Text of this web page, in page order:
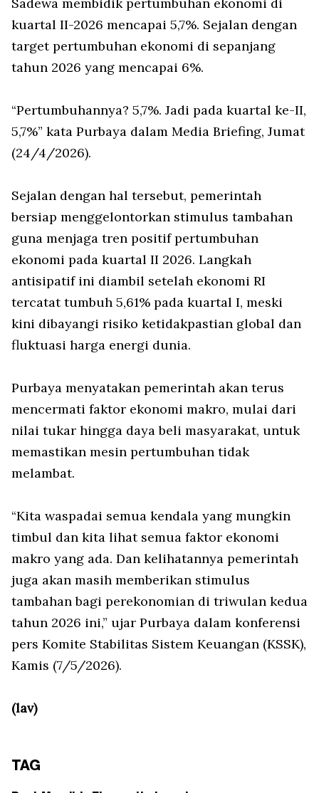
Sadewa membidik pertumbuhan ekonomi di
kuartal II-2026 mencapai 5,7%. Sejalan dengan
target pertumbuhan ekonomi di sepanjang
tahun 2026 yang mencapai 6%.
“Pertumbuhannya? 5,7%. Jadi pada kuartal ke-II,
5,7%” kata Purbaya dalam Media Briefing, Jumat
(24/4/2026).
Sejalan dengan hal tersebut, pemerintah
bersiap menggelontorkan stimulus tambahan
guna menjaga tren positif pertumbuhan
ekonomi pada kuartal II 2026. Langkah
antisipatif ini diambil setelah ekonomi RI
tercatat tumbuh 5,61% pada kuartal I, meski
kini dibayangi risiko ketidakpastian global dan
fluktuasi harga energi dunia.
Purbaya menyatakan pemerintah akan terus
mencermati faktor ekonomi makro, mulai dari
nilai tukar hingga daya beli masyarakat, untuk
memastikan mesin pertumbuhan tidak
melambat.
“Kita waspadai semua kendala yang mungkin
timbul dan kita lihat semua faktor ekonomi
makro yang ada. Dan kelihatannya pemerintah
juga akan masih memberikan stimulus
tambahan bagi perekonomian di triwulan kedua
tahun 2026 ini,” ujar Purbaya dalam konferensi
pers Komite Stabilitas Sistem Keuangan (KSSK),
Kamis (7/5/2026).
(lav)
TAG